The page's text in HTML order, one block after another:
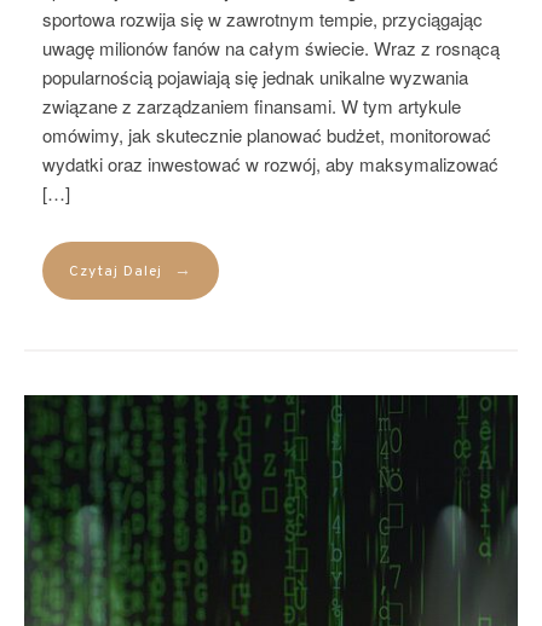
sportowa rozwija się w zawrotnym tempie, przyciągając
uwagę milionów fanów na całym świecie. Wraz z rosnącą
popularnością pojawiają się jednak unikalne wyzwania
związane z zarządzaniem finansami. W tym artykule
omówimy, jak skutecznie planować budżet, monitorować
wydatki oraz inwestować w rozwój, aby maksymalizować
[…]
Czytaj Dalej →